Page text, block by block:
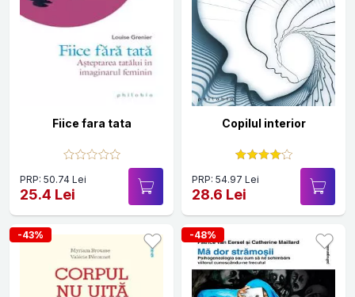
Fiice fara tata
PRP: 50.74 Lei
25.4 Lei
Copilul interior
PRP: 54.97 Lei
28.6 Lei
-43% -48%